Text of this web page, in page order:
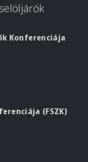
Konferenciája
(FSZK)